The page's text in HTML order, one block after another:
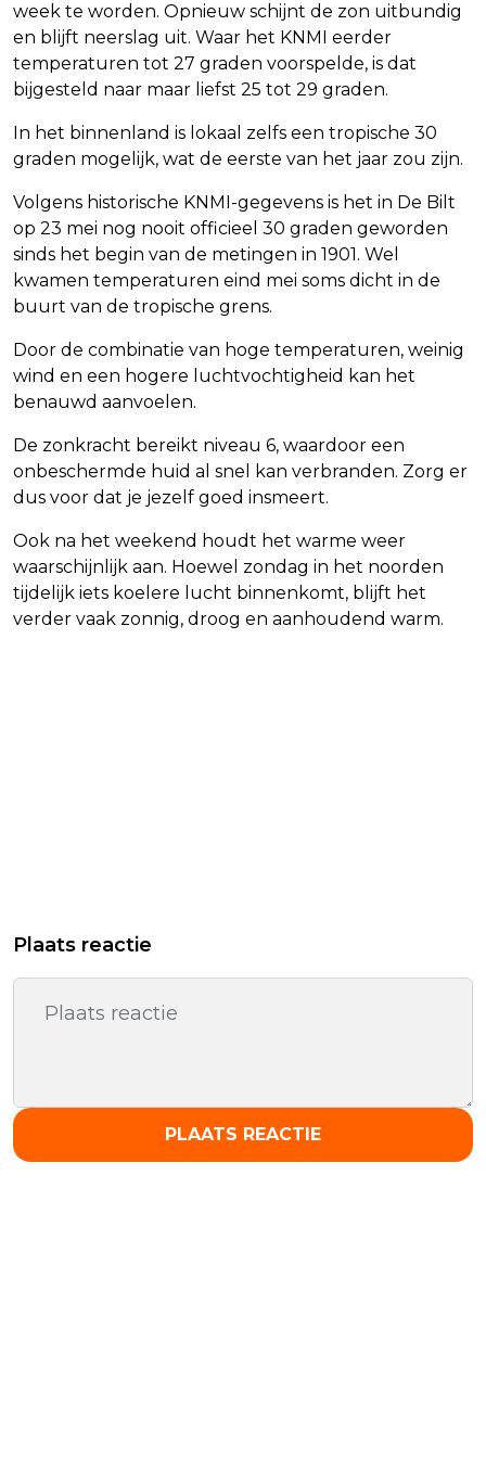
week te worden. Opnieuw schijnt de zon uitbundig
en blijft neerslag uit. Waar het KNMI eerder
temperaturen tot 27 graden voorspelde, is dat
bijgesteld naar maar liefst 25 tot 29 graden.
In het binnenland is lokaal zelfs een tropische 30
graden mogelijk, wat de eerste van het jaar zou zijn.
Volgens historische KNMI-gegevens is het in De Bilt
op 23 mei nog nooit officieel 30 graden geworden
sinds het begin van de metingen in 1901. Wel
kwamen temperaturen eind mei soms dicht in de
buurt van de tropische grens.
Door de combinatie van hoge temperaturen, weinig
wind en een hogere luchtvochtigheid kan het
benauwd aanvoelen.
De zonkracht bereikt niveau 6, waardoor een
onbeschermde huid al snel kan verbranden. Zorg er
dus voor dat je jezelf goed insmeert.
Ook na het weekend houdt het warme weer
waarschijnlijk aan. Hoewel zondag in het noorden
tijdelijk iets koelere lucht binnenkomt, blijft het
verder vaak zonnig, droog en aanhoudend warm.
Plaats reactie
PLAATS REACTIE